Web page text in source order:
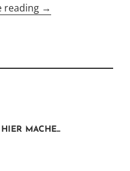
reading „Konjunkturdelle
→
MACHE...